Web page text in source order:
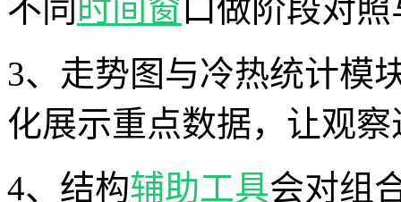
不同 时间窗 口做阶段对
3、走势图与冷热统计模
化展示重点数据，让观
4、结构辅助工具会对组